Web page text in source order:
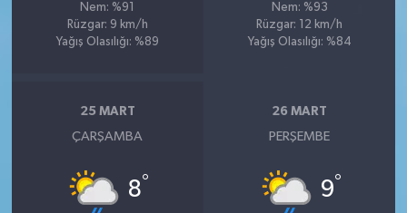
Nem: %91
Rüzgar: 9 km/h
Yağış Olasılığı: %89
Nem: %93
Rüzgar: 12 km/h
Yağış Olasılığı: %84
25 MART
ÇARŞAMBA
8°
26 MART
PERŞEMBE
9°